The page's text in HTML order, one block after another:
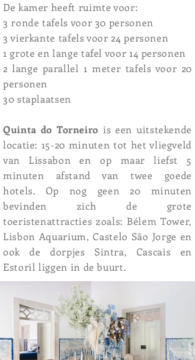
De kamer heeft ruimte voor:
3 ronde tafels voor 30 personen
3 vierkante tafels voor 24 personen
1 grote en lange tafel voor 14 personen
2 lange parallel 1 meter tafels voor 20
personen
30 staplaatsen
Quinta do Torneiro is een uitstekende
locatie: 15-20 minuten tot het vliegveld
van Lissabon en op maar liefst 5
minuten afstand van twee goede
hotels. Op nog geen 20 minuten
bevinden zich de grote
toeristenattracties zoals: Bélem Tower,
Lisbon Aquarium, Castelo São Jorge en
ook de dorpjes Sintra, Cascais en
Estoril liggen in de buurt.